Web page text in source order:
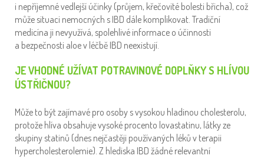
i nepříjemné vedlejší účinky (průjem, křečovité bolesti břicha), což
může situaci nemocných s IBD dále komplikovat. Tradiční
medicína ji nevyužívá, spolehlivé informace o účinnosti
a bezpečnosti aloe v léčbě IBD neexistují.
JE VHODNÉ UŽÍVAT POTRAVINOVÉ DOPLŇKY S HLÍVOU
ÚSTŘIČNOU?
Může to být zajímavé pro osoby s vysokou hladinou cholesterolu,
protože hlíva obsahuje vysoké procento lovastatinu, látky ze
skupiny statinů (dnes nejčastěji používaných léků v terapii
hypercholesterolemie). Z hlediska IBD žádné relevantní